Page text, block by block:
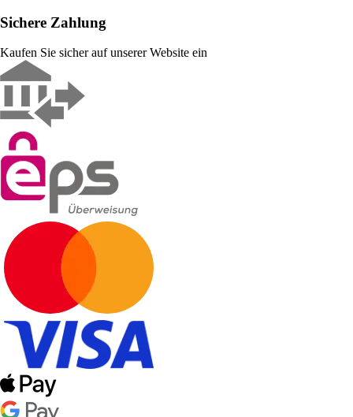
Sichere Zahlung
Kaufen Sie sicher auf unserer Website ein